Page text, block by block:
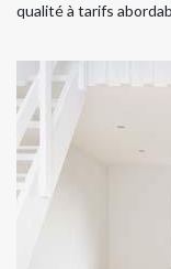
qualité à tarifs